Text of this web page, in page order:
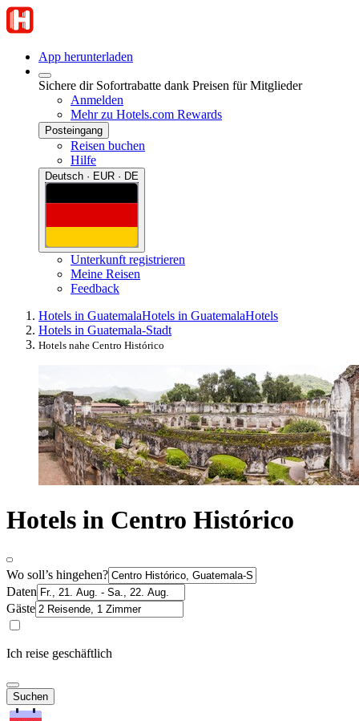
App herunterladen
Sichere dir Sofortrabatte dank Preisen für Mitglieder
Anmelden
Mehr zu Hotels.com Rewards
Posteingang
Reisen buchen
Hilfe
Deutsch · EUR · DE
Unterkunft registrieren
Meine Reisen
Feedback
Hotels in GuatemalaHotels in GuatemalaHotels
Hotels in Guatemala-Stadt
Hotels nahe Centro Histórico
Hotels in Centro Histórico
Wo soll’s hingehen?
Daten
Gäste
Ich reise geschäftlich
Suchen